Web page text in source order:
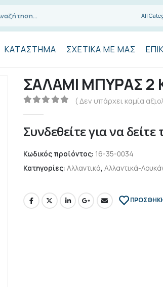
All
ΚΑΤΆΣΤΗΜΑ ΣΧΕΤΙΚΆ ΜΕ ΜΑΣ
ΣΑΛΑΜΙ ΜΠΥΡΑΣ 2
( Δεν υπάρχει καμία
Συνδεθείτε για να δείτε
Κωδικός προϊόντος: 16-35-0034
Κατηγορίες: Αλλαντικά, Αλλαντικά-